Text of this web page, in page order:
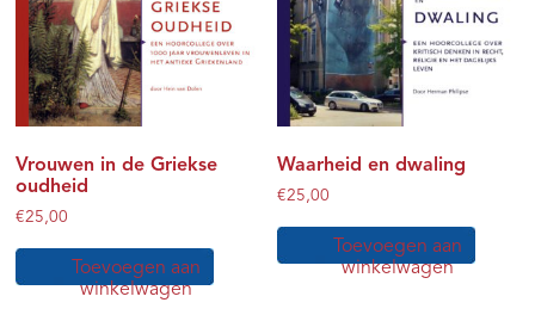
Vrouwen in de Griekse
oudheid
€25,00
Toevoegen aan
winkelwagen
Waarheid en dwaling
€25,00
Toevoegen aan
winkelwagen